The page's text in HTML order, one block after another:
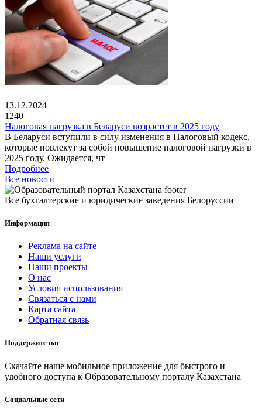
13.12.2024
1240
Налоговая нагрузка в Беларуси возрастет в 2025 году
В Беларуси вступили в силу изменения в Налоговый кодекс,
которые повлекут за собой повышение налоговой нагрузки в
2025 году. Ожидается, чт
Подробнее
Все новости
Все бухгалтерские и юридические заведения Белоруссии
Информация
Реклама на сайте
Наши услуги
Наши проекты
О нас
Условия использования
Связаться с нами
Карта сайта
Обратная связь
Поддержите нас
Скачайте наше мобильное приложение для быстрого и
удобного доступа к Образовательному порталу Казахстана
Социальные сети